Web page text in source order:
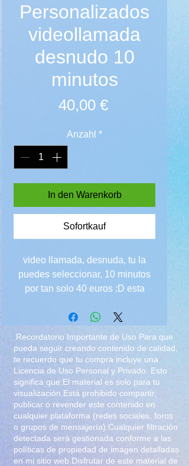
Personalizados
videollamada
desnudo 10
minutos
40,00 €Preis
Anzahl *
In den Warenkorb
Sofortkauf
video llamada, desnuda, tu la
puedes seleccionar, 10 minutos
por tan solo 40 euros :D esta
realizo videollamadas solo bajo
disponibles en ese momento o
agendando una cita, se pueden
hacer via zoom, skype, whats app
estoy segura nos vamos a divertir,
platiquemos, bailemos, te hago
un streaptease, baile de silla,
ejercicio, ¿quieres preguntarme
algo? Dirigeme y se el dueño de
tu fantasia :D
Recordatorio Importante de Uso Para que
pueda seguir creando contenido de calidad,
te recuerdo que tu compra incluye una
Licencia de Uso Personal y Privado. Esto
significa que:El material es solo para tu
visualización.Está prohibido compartir,
publicar o revender este contenido en
cualquier plataforma (redes sociales, foros
o grupos de mensajería).Cualquier filtración
detectada será gestionada conforme a las
políticas de propiedad de imagen detalladas
en mi sitio web.Disfrutar de este material de